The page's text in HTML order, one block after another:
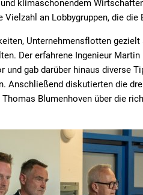
klimaschonendem
an Lobbygruppen, die die
Unternehmensflotten
Der erfahrene Ingenieur
und gab darüber hinaus diverse
Anschließend diskutierten die
Blumenhoven über die